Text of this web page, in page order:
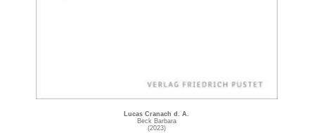
Lucas Cranach d. Ä.
Beck Barbara
(2023)